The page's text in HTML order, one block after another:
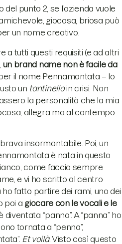
del punto 2, se l’azienda vuole
giocosa, briosa può
un nome creativo.
a tutti questi requisiti (e ad altri
un brand name non è facile da
il nome Pennamontata – lo
un tantinelloin crisi. Non
la personalità che la mia
allegra ma al contempo
insormontabile. Poi, un
è nata in questo
come faccio sempre
e vi ho scritto al centro
ho fatto partire dei rami, uno dei
poi a giocare con le vocali e le
diventata “panna”. A “panna” ho
tornata a “penna”,
Et voilà. Visto così questo